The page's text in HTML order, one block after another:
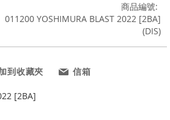
商品編號
011200 YOSHIMURA BLAST 2022 [2BA]
(DIS)
到收藏夾 信箱
[2BA]